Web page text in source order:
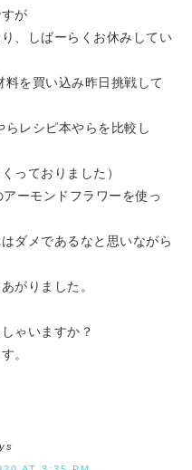
が
、しばーらくお休みしてい
を買い込み昨日挑戦して
らレシピ本やらを比較し
っておりました）
ーモンドフラワーを使っ
ダメであるなと思いながら
がりました。
ゃいますか？
。